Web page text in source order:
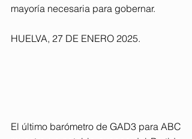
mayoría necesaria para gobernar.
HUELVA, 27 DE ENERO 2025.
El último barómetro de GAD3 para ABC